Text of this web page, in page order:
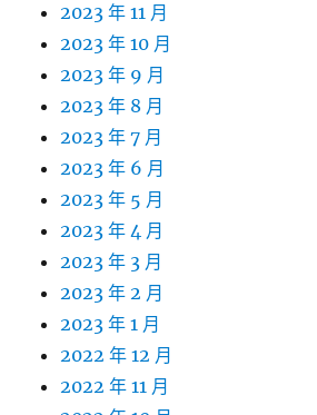
2023 年 11 月
2023 年 10 月
2023 年 9 月
2023 年 8 月
2023 年 7 月
2023 年 6 月
2023 年 5 月
2023 年 4 月
2023 年 3 月
2023 年 2 月
2023 年 1 月
2022 年 12 月
2022 年 11 月